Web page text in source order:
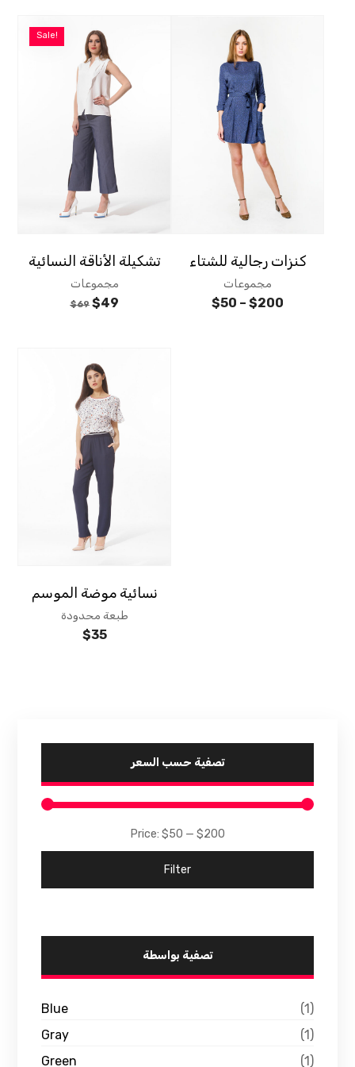
تشكيلة الأناقة النسائية
مجموعات
$69 $49
Sale!
كنزات رجالية للشتاء
مجموعات
$50 – $200
نسائية موضة الموسم
طبعة محدودة
$35
تصفية حسب السعر
Filter
Price: $50 — $200
تصفية بواسطة
Blue
(1)
Gray
(1)
Green
(1)